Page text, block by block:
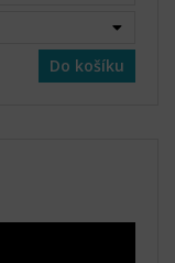
Do košíku